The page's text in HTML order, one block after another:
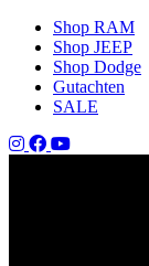
Shop RAM
Shop JEEP
Shop Dodge
Gutachten
SALE